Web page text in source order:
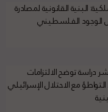
البنية القانونية لمصادرة
الوجود الفلسطيني
توضح الالتزامات
التواطؤ مع الاحتلال الإسرائيلي